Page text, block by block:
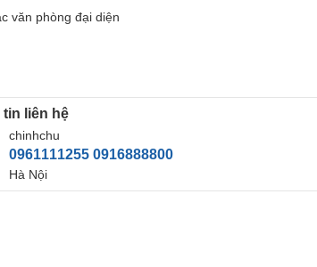
văn phòng đại diện
liên hệ
chinhchu
0961111255 0916888800
Hà Nội